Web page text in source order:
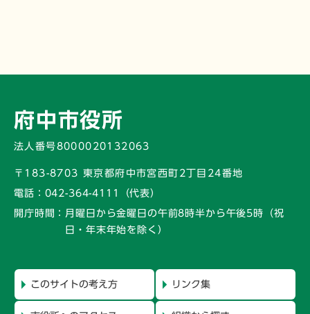
府中市役所
法人番号8000020132063
〒183-8703 東京都府中市宮西町2丁目24番地
電話： 042-364-4111（代表）
開庁時間： 月曜日から金曜日の午前8時半から午後5時 （祝
日・年末年始を除く）
このサイトの考え方 リンク集